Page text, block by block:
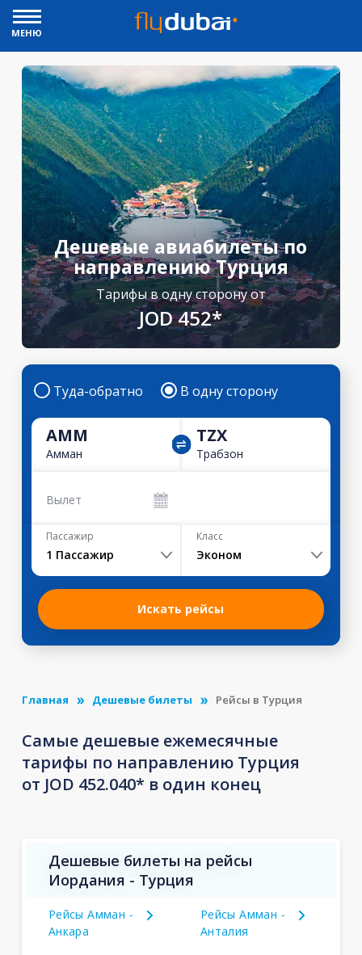
МЕНЮ
Дешевые авиабилеты по
направлению Турция
Тарифы в одну сторону от
JOD 452*
Туда-обратно В одну сторону
AMM
Амман
TZX
Трабзон
Вылет
Пассажир
1 Пассажир
Класс
Эконом
Искать рейсы
Главная Дешевые билеты Рейсы в Турция
Самые дешевые ежемесячные
тарифы по направлению Турция
от JOD 452.040* в один конец
Дешевые билеты на рейсы
Иордания - Турция
Рейсы Амман -
Анкара
Рейсы Амман -
Анталия